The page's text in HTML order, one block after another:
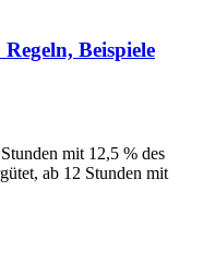
Beispiele
mit 12,5 % des
ab 12 Stunden mit